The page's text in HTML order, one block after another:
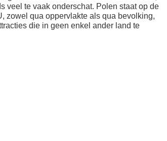
veel te vaak onderschat. Polen staat op de
zowel qua oppervlakte als qua bevolking,
die in geen enkel ander land te